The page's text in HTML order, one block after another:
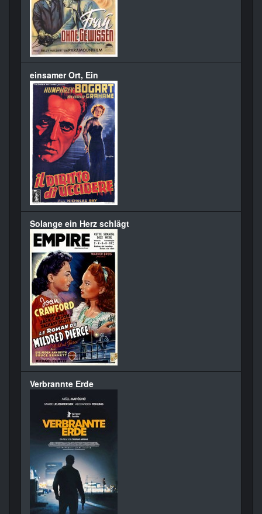
einsamer Ort, Ein
Solange ein Herz schlägt
Verbrannte Erde